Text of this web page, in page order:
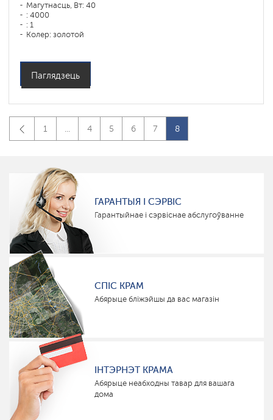
Магутнасць, Вт: 40
: 4000
: 1
Колер: золотой
Паглядзець
1 ... 4 5 6 7 8
ГАРАНТЫЯ І СЭРВІС
Гарантыйнае і сэрвіснае абслугоўванне
СПІС КРАМ
Абярыце бліжэйшы да вас магазін
ІНТЭРНЭТ КРАМА
Абярыце неабходны тавар для вашага
дома